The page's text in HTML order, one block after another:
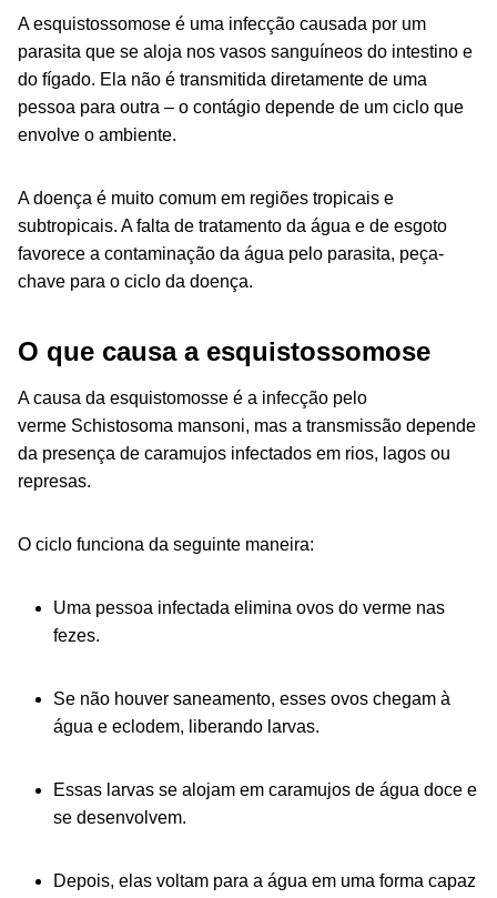
A esquistossomose é uma infecção causada por um
parasita que se aloja nos vasos sanguíneos do intestino e
do fígado. Ela não é transmitida diretamente de uma
pessoa para outra – o contágio depende de um ciclo que
envolve o ambiente.
A doença é muito comum em regiões tropicais e
subtropicais. A falta de tratamento da água e de esgoto
favorece a contaminação da água pelo parasita, peça-
chave para o ciclo da doença.
O que causa a esquistossomose
A causa da esquistomosse é a infecção pelo
verme Schistosoma mansoni, mas a transmissão depende
da presença de caramujos infectados em rios, lagos ou
represas.
O ciclo funciona da seguinte maneira:
Uma pessoa infectada elimina ovos do verme nas
fezes.
Se não houver saneamento, esses ovos chegam à
água e eclodem, liberando larvas.
Essas larvas se alojam em caramujos de água doce e
se desenvolvem.
Depois, elas voltam para a água em uma forma capaz